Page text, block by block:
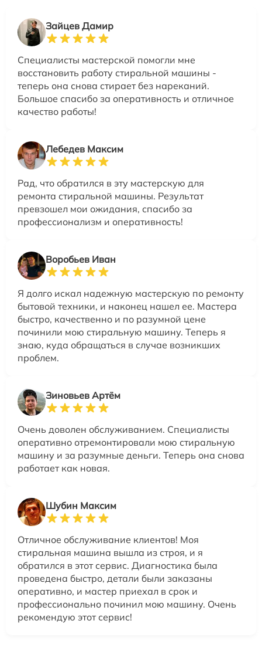
Зайцев Дамир
Специалисты мастерской помогли мне
восстановить работу стиральной машины -
теперь она снова стирает без нареканий.
Большое спасибо за оперативность и отличное
качество работы!
Лебедев Максим
Рад, что обратился в эту мастерскую для
ремонта стиральной машины. Результат
превзошел мои ожидания, спасибо за
профессионализм и оперативность!
Воробьев Иван
Я долго искал надежную мастерскую по ремонту
бытовой техники, и наконец нашел ее. Мастера
быстро, качественно и по разумной цене
починили мою стиральную машину. Теперь я
знаю, куда обращаться в случае возникших
проблем.
Зиновьев Артём
Очень доволен обслуживанием. Специалисты
оперативно отремонтировали мою стиральную
машину и за разумные деньги. Теперь она снова
работает как новая.
Шубин Максим
Отличное обслуживание клиентов! Моя
стиральная машина вышла из строя, и я
обратился в этот сервис. Диагностика была
проведена быстро, детали были заказаны
оперативно, и мастер приехал в срок и
профессионально починил мою машину. Очень
рекомендую этот сервис!